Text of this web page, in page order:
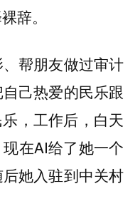
辞。
帮朋友做过审计
己热爱的民乐跟
，工作后，白天
在AI给了她一个
她入驻到中关村